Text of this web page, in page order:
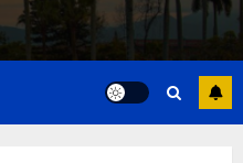
Local
Hoy